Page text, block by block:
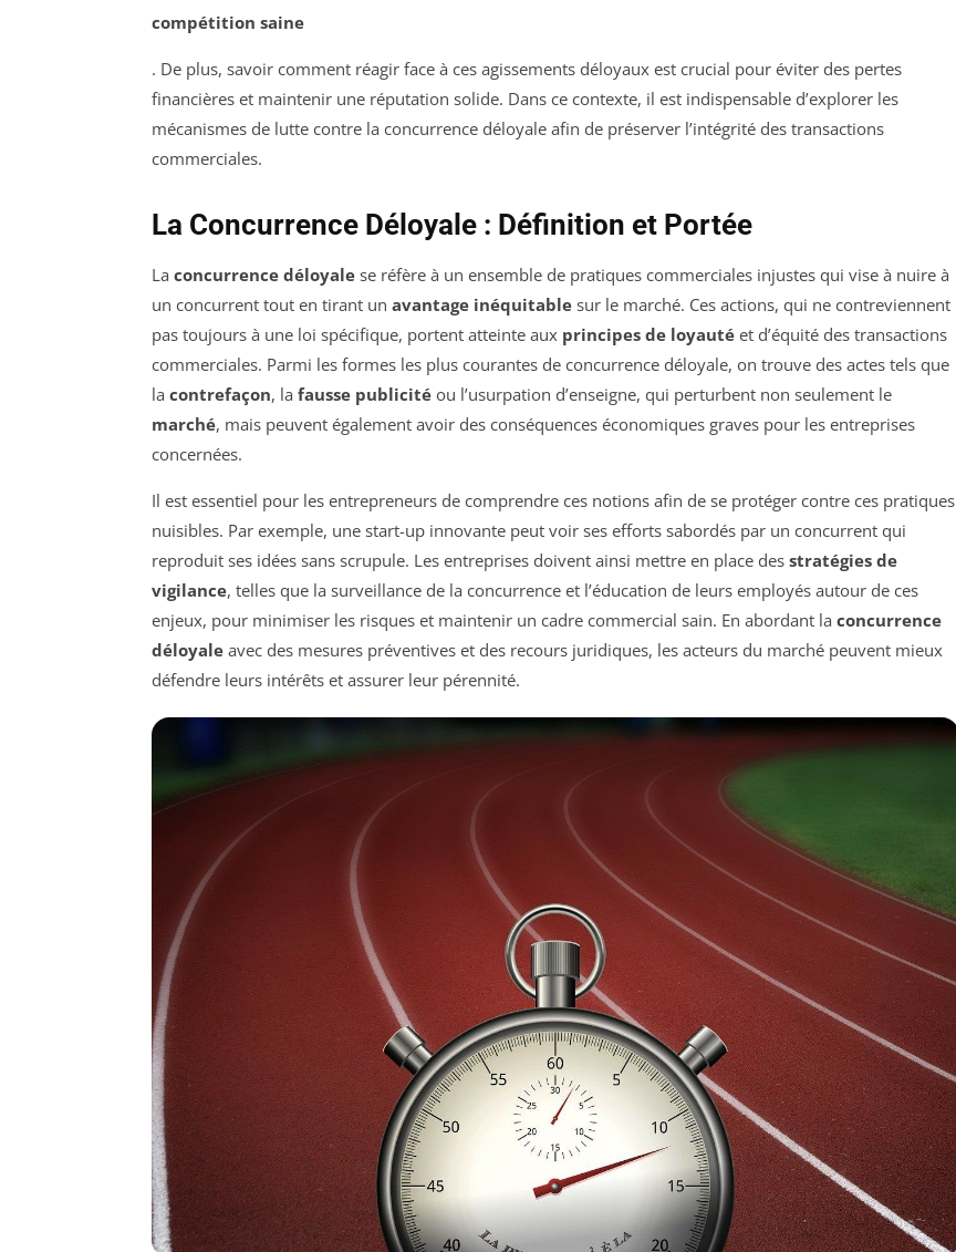
compétition saine
. De plus, savoir comment réagir face à ces agissements déloyaux est crucial pour éviter des pertes
financières et maintenir une réputation solide. Dans ce contexte, il est indispensable d’explorer les
mécanismes de lutte contre la concurrence déloyale afin de préserver l’intégrité des transactions
commerciales.
La Concurrence Déloyale : Définition et Portée
La concurrence déloyale se réfère à un ensemble de pratiques commerciales injustes qui vise à nuire à
un concurrent tout en tirant un avantage inéquitable sur le marché. Ces actions, qui ne contreviennent
pas toujours à une loi spécifique, portent atteinte aux principes de loyauté et d’équité des transactions
commerciales. Parmi les formes les plus courantes de concurrence déloyale, on trouve des actes tels que
la contrefaçon, la fausse publicité ou l’usurpation d’enseigne, qui perturbent non seulement le
marché, mais peuvent également avoir des conséquences économiques graves pour les entreprises
concernées.
Il est essentiel pour les entrepreneurs de comprendre ces notions afin de se protéger contre ces pratiques
nuisibles. Par exemple, une start-up innovante peut voir ses efforts sabordés par un concurrent qui
reproduit ses idées sans scrupule. Les entreprises doivent ainsi mettre en place des stratégies de
vigilance, telles que la surveillance de la concurrence et l’éducation de leurs employés autour de ces
enjeux, pour minimiser les risques et maintenir un cadre commercial sain. En abordant la concurrence
déloyale avec des mesures préventives et des recours juridiques, les acteurs du marché peuvent mieux
défendre leurs intérêts et assurer leur pérennité.